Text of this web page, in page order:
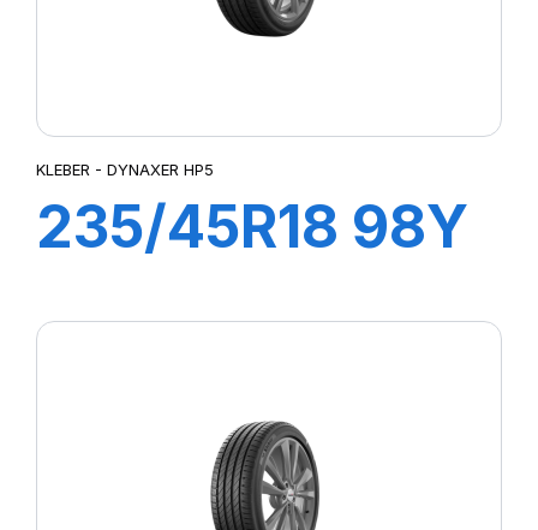
KLEBER - DYNAXER HP5
235/45R18 98Y